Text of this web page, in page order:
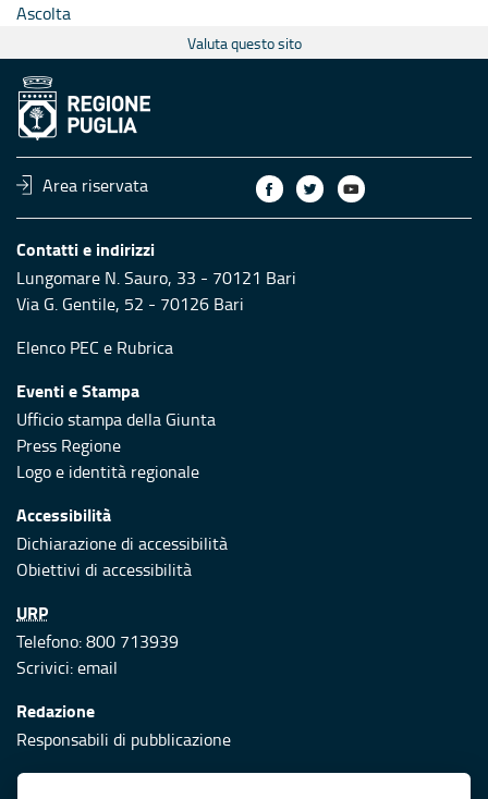
Ascolta
Valuta questo sito
Area riservata
Contatti e indirizzi
Lungomare N. Sauro, 33 - 70121 Bari
Via G. Gentile, 52 - 70126 Bari
Elenco PEC e Rubrica
Eventi e Stampa
Ufficio stampa della Giunta
Press Regione
Logo e identità regionale
Accessibilità
Dichiarazione di accessibilità
Obiettivi di accessibilità
URP
Telefono: 800 713939
Scrivici:email
Redazione
Responsabili di pubblicazione
Protezione civile